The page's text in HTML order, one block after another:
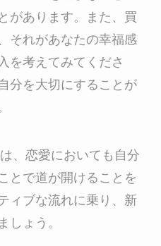
があります。また、買
それがあなたの幸福感
を考えてみてくださ
分を大切にすることが
、恋愛においても自分
とで道が開けることを
ィブな流れに乗り、新
しょう。